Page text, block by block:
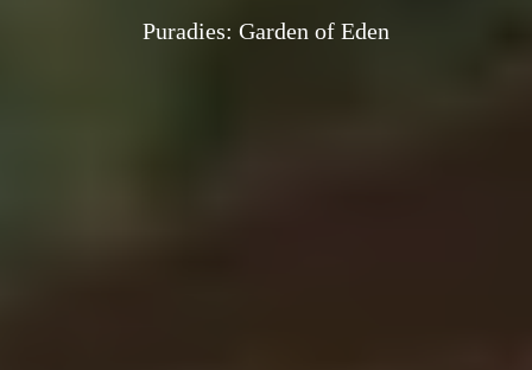
Puradies: Garden of Eden